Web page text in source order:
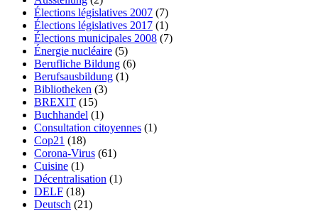
Élections législatives 2007 (7)
Élections législatives 2017 (1)
Élections municipales 2008 (7)
Énergie nucléaire (5)
Berufliche Bildung (6)
Berufsausbildung (1)
Bibliotheken (3)
BREXIT (15)
Buchhandel (1)
Consultation citoyennes (1)
Cop21 (18)
Corona-Virus (61)
Cuisine (1)
Décentralisation (1)
DELF (18)
Deutsch (21)